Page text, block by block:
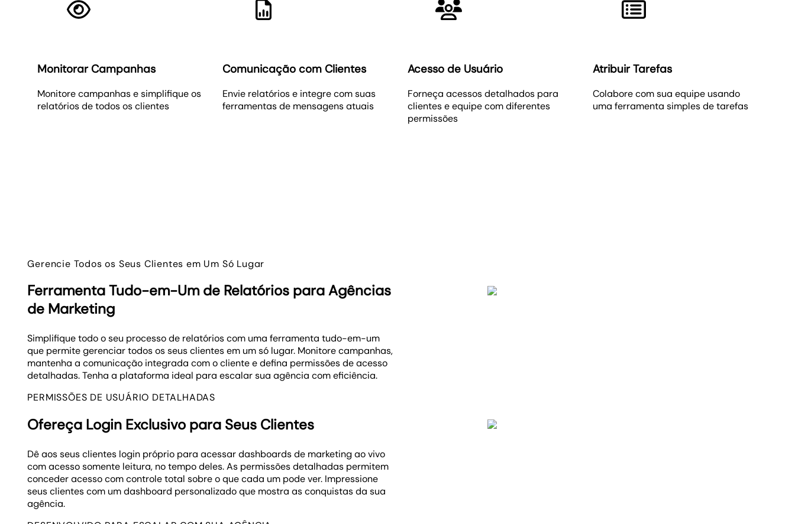
Monitorar Campanhas
Monitore campanhas e simplifique os
relatórios de todos os clientes
Comunicação com Clientes
Envie relatórios e integre com suas
ferramentas de mensagens atuais
Acesso de Usuário
Forneça acessos detalhados para
clientes e equipe com diferentes
permissões
Atribuir Tarefas
Colabore com sua equipe usando
uma ferramenta simples de tarefas
Gerencie Todos os Seus Clientes em Um Só Lugar
Ferramenta Tudo-em-Um de Relatórios para Agências
de Marketing
Simplifique todo o seu processo de relatórios com uma ferramenta tudo-em-um
que permite gerenciar todos os seus clientes em um só lugar. Monitore campanhas,
mantenha a comunicação integrada com o cliente e defina permissões de acesso
detalhadas. Tenha a plataforma ideal para escalar sua agência com eficiência.
PERMISSÕES DE USUÁRIO DETALHADAS
Ofereça Login Exclusivo para Seus Clientes
Dê aos seus clientes login próprio para acessar dashboards de marketing ao vivo
com acesso somente leitura, no tempo deles. As permissões detalhadas permitem
conceder acesso com controle total sobre o que cada um pode ver. Impressione
seus clientes com um dashboard personalizado que mostra as conquistas da sua
agência.